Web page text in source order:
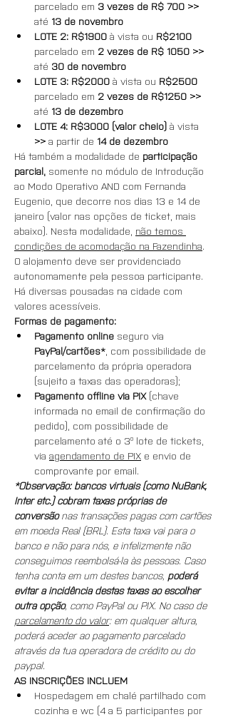
parcelado em 3 vezes de R$ 700 >>
até 13 de novembro
LOTE 2: R$1900 à vista ou R$2100
parcelado em 2 vezes de R$ 1050 >>
até 30 de novembro
LOTE 3: R$2000 à vista ou R$2500
parcelado em 2 vezes de R$1250 >>
até 13 de dezembro
LOTE 4: R$3000 (valor cheio) à vista
>> a partir de 14 de dezembro
Há também a modalidade de participação
parcial, somente no módulo de Introdução
ao Modo Operativo AND com Fernanda
Eugenio, que decorre nos dias 13 e 14 de
janeiro (valor nas opções de ticket, mais
abaixo). Nesta modalidade, não temos
condições de acomodação na Fazendinha.
O alojamento deve ser providenciado
autonomamente pela pessoa participante.
Há diversas pousadas na cidade com
valores acessíveis.
Formas de pagamento:
Pagamento online seguro via
PayPal/cartões* , com possibilidade de
parcelamento da própria operadora
(sujeito a taxas das operadoras);
Pagamento offline via PIX (chave
informada no email de confirmação do
pedido), com possibilidade de
parcelamento até o 3º lote de tickets,
via agendamento de PIX e envio de
comprovante por email.
*Observação: bancos virtuais (como NuBank,
Inter etc.) cobram taxas próprias de
conversão nas transações pagas com cartões
em moeda Real (BRL). Esta taxa vai para o
banco e não para nós, e infelizmente não
conseguimos reembolsá-la às pessoas. Caso
tenha conta em um destes bancos, poderá
evitar a incidência destas taxas ao escolher
outra opção, como PayPal ou PIX. No caso de
parcelamento do valor: em qualquer altura,
poderá aceder ao pagamento parcelado
através da tua operadora de crédito ou do
paypal.
AS INSCRIÇÕES INCLUEM
Hospedagem em chalé partilhado com
cozinha e wc (4 a 5 participantes por